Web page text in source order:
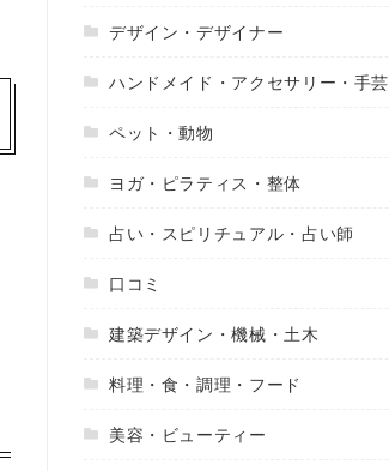
デザイン・デザイナー
ハンドメイド・アクセサリー・手芸
ペット・動物
ヨガ・ピラティス・整体
占い・スピリチュアル・占い師
口コミ
建築デザイン・機械・土木
料理・食・調理・フード
美容・ビューティー